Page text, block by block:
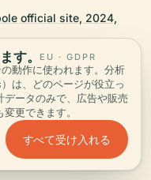
official site, 2024,
- Opera Online, 2024
す。 EU · GDPR
動作に使われます。分析
は、どのページが役立っ
ータのみで、広告や販売
更できます。
すべて受け入れる